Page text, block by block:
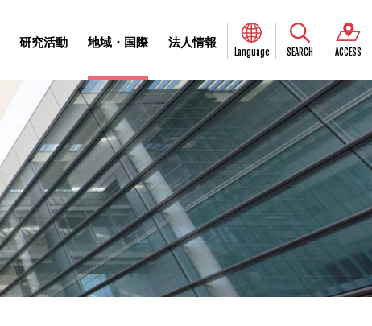
研究活動 地域・国際 法人情報
Language SEARCH ACCESS